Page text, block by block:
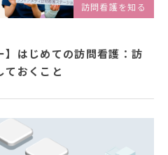
訪問看護を知る
】はじめての訪問看護：訪
ておくこと